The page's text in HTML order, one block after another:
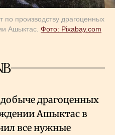
по производству драгоценных
Ашыктас. Фото: Pixabay.com
драгоценных
Ашыктас в
все нужные